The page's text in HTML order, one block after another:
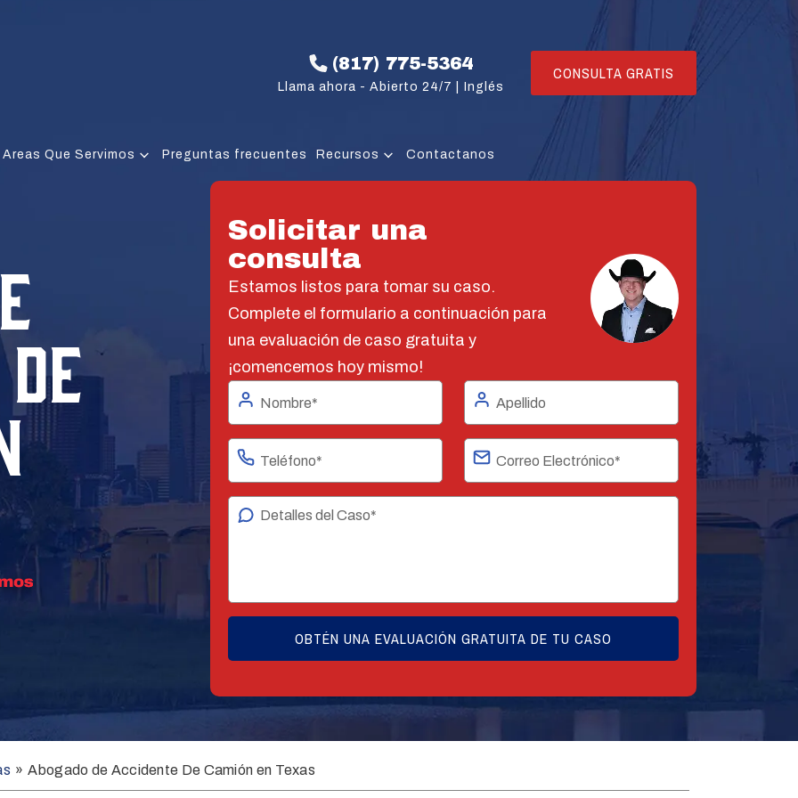
(817) 775-5364
Llama ahora - Abierto 24/7 | Inglés
CONSULTA GRATIS
Areas Que Servimos Preguntas frecuentes Recursos Contactanos
Solicitar una
consulta
Estamos listos para tomar su caso.
Complete el formulario a continuación para
una evaluación de caso gratuita y
¡comencemos hoy mismo!
» Abogado de Accidente De Camión en Texas